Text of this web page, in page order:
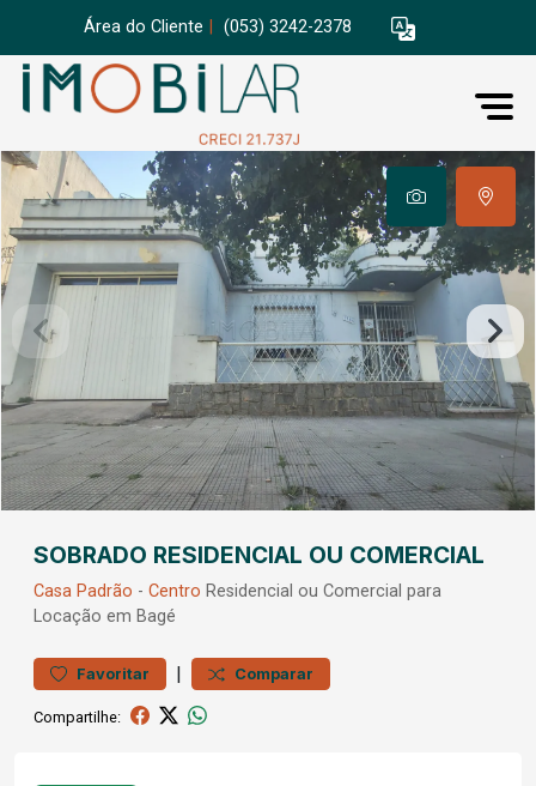
Área do Cliente (053) 3242-2378
SOBRADO RESIDENCIAL OU COMERCIAL
Casa Padrão - Centro Residencial ou Comercial para
Locação em Bagé
Favoritar | Comparar
Compartilhe: